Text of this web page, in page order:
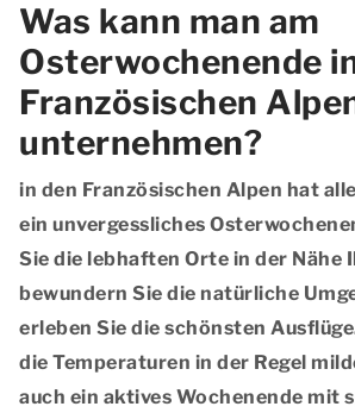
Was kann man am
Osterwochenende
Französischen
unternehmen?
in den Französischen Alpen hat
ein unvergessliches
Sie die lebhaften Orte in der
bewundern Sie die natürliche
erleben Sie die schönsten
die Temperaturen in der Regel
auch ein aktives Wochenende mit